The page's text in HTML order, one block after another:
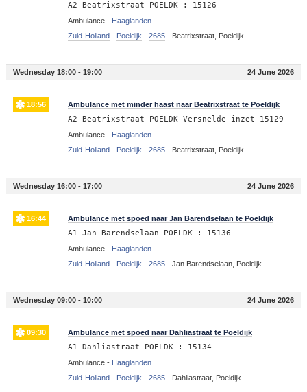
A2 Beatrixstraat POELDK : 15126
Ambulance - Haaglanden
Zuid-Holland - Poeldijk- 2685- Beatrixstraat, Poeldijk
Wednesday 18:00 - 19:00 24 June 2026
18:56 Ambulance met minder haast naar Beatrixstraat te Poeldijk
A2 Beatrixstraat POELDK Versnelde inzet 15129
Ambulance - Haaglanden
Zuid-Holland - Poeldijk- 2685- Beatrixstraat, Poeldijk
Wednesday 16:00 - 17:00 24 June 2026
16:44 Ambulance met spoed naar Jan Barendselaan te Poeldijk
A1 Jan Barendselaan POELDK : 15136
Ambulance - Haaglanden
Zuid-Holland - Poeldijk- 2685- Jan Barendselaan, Poeldijk
Wednesday 09:00 - 10:00 24 June 2026
09:30 Ambulance met spoed naar Dahliastraat te Poeldijk
A1 Dahliastraat POELDK : 15134
Ambulance - Haaglanden
Zuid-Holland - Poeldijk- 2685- Dahliastraat, Poeldijk